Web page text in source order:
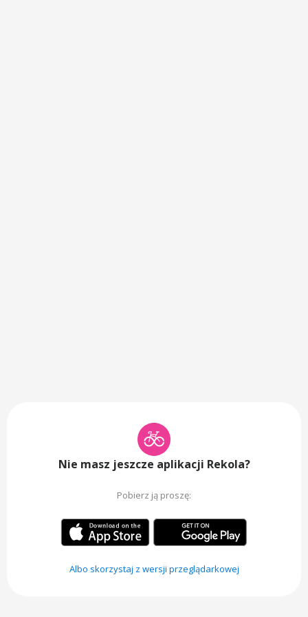
Nie masz jeszcze aplikacji Rekola?
Pobierz ją proszę:
Albo skorzystaj z wersji przeglądarkowej